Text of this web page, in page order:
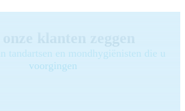
tandartsen en mondhygiënisten die u
voorgingen